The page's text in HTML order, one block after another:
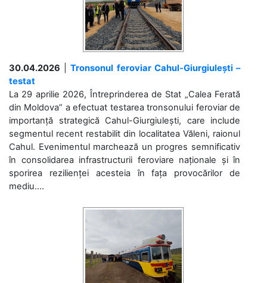
30.04.2026 |Tronsonul feroviar Cahul-Giurgiulești –
testat
La 29 aprilie 2026, Întreprinderea de Stat „Calea Ferată
din Moldova” a efectuat testarea tronsonului feroviar de
importanță strategică Cahul-Giurgiulești, care include
segmentul recent restabilit din localitatea Văleni, raionul
Cahul. Evenimentul marchează un progres semnificativ
în consolidarea infrastructurii feroviare naționale și în
sporirea rezilienței acesteia în fața provocărilor de
mediu....